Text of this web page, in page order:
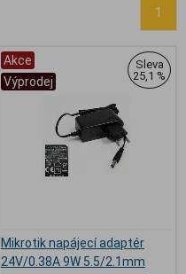
1
Akce
Výprodej
Sleva
25,1 %
Mikrotik napájecí adaptér
24V/0.38A 9W 5.5/2.1mm